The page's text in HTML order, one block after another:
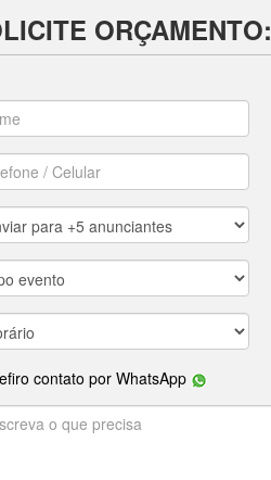
ORÇAMENTO: